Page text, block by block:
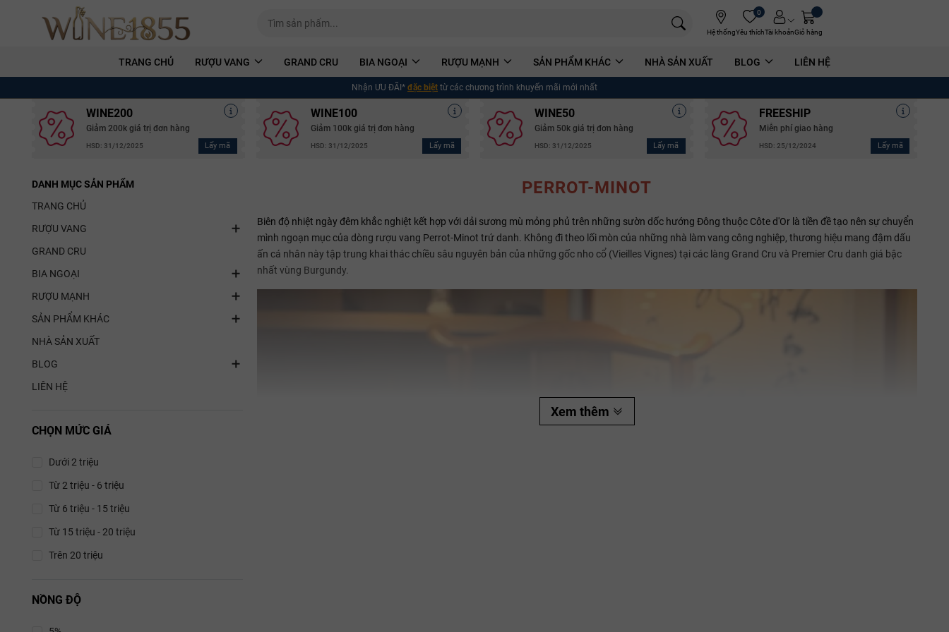
Hệ thống
0
Yêu thíchTài khoảnGiỏ hàng
TRANG CHỦ RƯỢU VANG GRAND CRU BIA NGOẠI RƯỢU MẠNH SẢN PHẨM KHÁC NHÀ SẢN XUẤT BLOG LIÊN HỆ
Nhận ƯU ĐÃI* đặc biệt từ các chương trình khuyến mãi mới nhất
WINE200
Giảm 200k giá trị đơn hàng
HSD: 31/12/2025 Lấy mã
WINE100
Giảm 100k giá trị đơn hàng
HSD: 31/12/2025 Lấy mã
WINE50
Giảm 50k giá trị đơn hàng
HSD: 31/12/2025 Lấy mã
FREESHIP
Miễn phí giao hàng
HSD: 25/12/2024 Lấy mã
DANH MỤC SẢN PHẨM
TRANG CHỦ
RƯỢU VANG
GRAND CRU
BIA NGOẠI
RƯỢU MẠNH
SẢN PHẨM KHÁC
NHÀ SẢN XUẤT
BLOG
LIÊN HỆ
CHỌN MỨC GIÁ
Dưới 2 triệu
Từ 2 triệu - 6 triệu
Từ 6 triệu - 15 triệu
Từ 15 triệu - 20 triệu
Trên 20 triệu
NỒNG ĐỘ
PERROT-MINOT
Biên độ nhiệt ngày đêm khắc nghiệt kết hợp với dải sương mù mỏng phủ trên những sườn dốc hướng Đông thuộc Côte d'Or là tiền đề tạo nên sự chuyển
mình ngoạn mục của dòng rượu vang Perrot-Minot trứ danh. Không đi theo lối mòn của những nhà làm vang công nghiệp, thương hiệu mang đậm dấu
ấn cá nhân này tập trung khai thác chiều sâu nguyên bản của những gốc nho cổ (Vieilles Vignes) tại các làng Grand Cru và Premier Cru danh giá bậc
nhất vùng Burgundy.
Xem thêm